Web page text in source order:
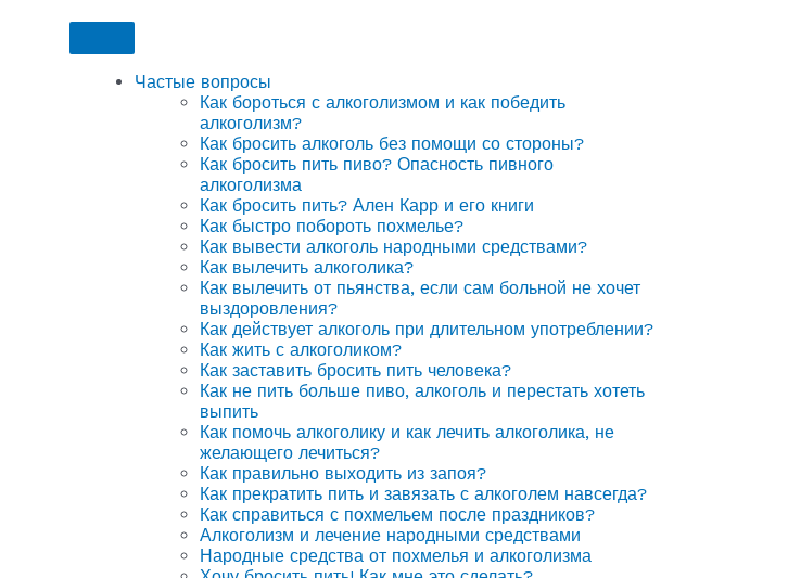
Частые вопросы
Как бороться с алкоголизмом и как победить
алкоголизм?
Как бросить алкоголь без помощи со стороны?
Как бросить пить пиво? Опасность пивного
алкоголизма
Как бросить пить? Ален Карр и его книги
Как быстро побороть похмелье?
Как вывести алкоголь народными средствами?
Как вылечить алкоголика?
Как вылечить от пьянства, если сам больной не хочет
выздоровления?
Как действует алкоголь при длительном употреблении?
Как жить с алкоголиком?
Как заставить бросить пить человека?
Как не пить больше пиво, алкоголь и перестать хотеть
выпить
Как помочь алкоголику и как лечить алкоголика, не
желающего лечиться?
Как правильно выходить из запоя?
Как прекратить пить и завязать с алкоголем навсегда?
Как справиться с похмельем после праздников?
Алкоголизм и лечение народными средствами
Народные средства от похмелья и алкоголизма